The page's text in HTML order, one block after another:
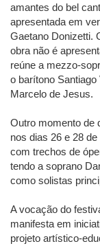
amantes do bel
apresentada em
Gaetano Donizetti.
obra não é
reúne a mezzo-
o barítono
Marcelo de Jesus.
Outro momento de
nos dias 26 e 28
com trechos de
tendo a soprano
como solistas
A vocação do
manifesta em
projeto artístico-